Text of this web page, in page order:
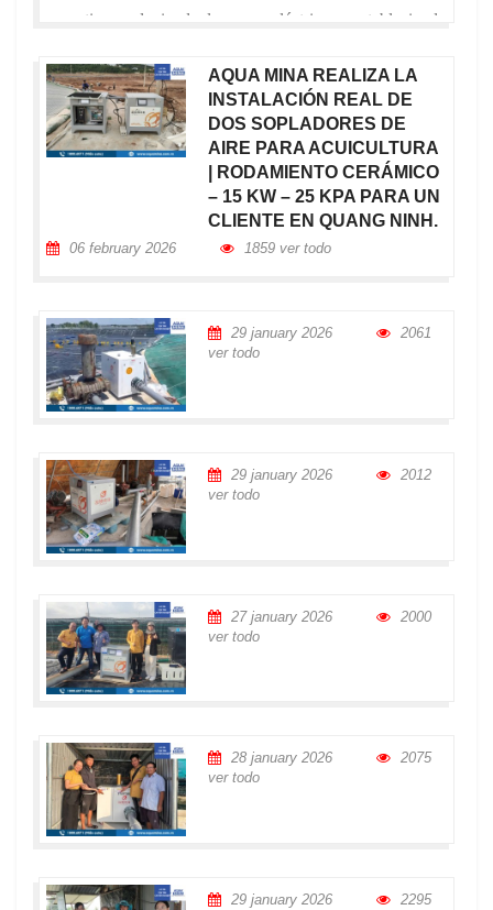
operativa, reduciendo la carga eléctrica y estableciendo
futuro.
AQUA MINA REALIZA LA
INSTALACIÓN REAL DE
DOS SOPLADORES DE
AIRE PARA ACUICULTURA
| RODAMIENTO CERÁMICO
– 15 KW – 25 KPA PARA UN
CLIENTE EN QUANG NINH.
06 february 2026 1859 ver todo
29 january 2026
2061
ver todo
29 january 2026
2012
ver todo
27 january 2026
2000
ver todo
28 january 2026
2075
ver todo
29 january 2026
2295